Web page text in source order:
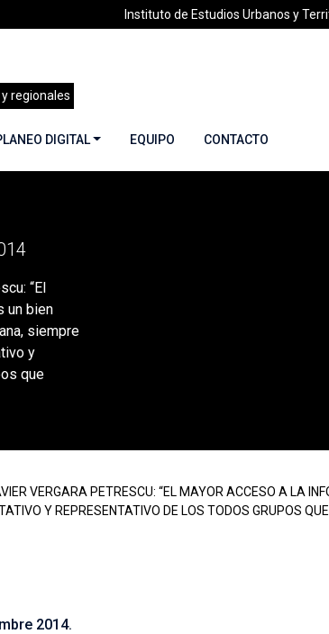
Instituto de Estudios Urbanos y
regionales
DIGITAL EQUIPO CONTACTO
Vergara Petrescu: “El mayor acceso a la
“El
un bien
siempre
y
que
VERGARA PETRESCU: “EL MAYOR ACCESO A LA
Y REPRESENTATIVO DE LOS TODOS GRUPOS
2014.